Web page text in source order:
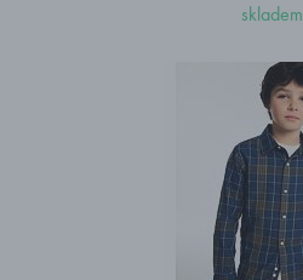
skladem